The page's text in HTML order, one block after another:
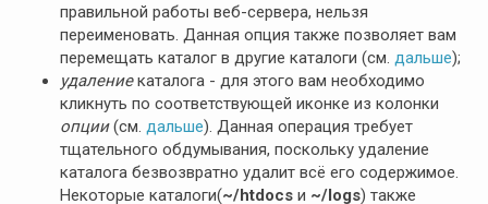
правильной работы веб-сервера, нельзя
переименовать. Данная опция также позволяет вам
перемещать каталог в другие каталоги (см. дальше);
удалениекаталога - для этого вам необходимо
кликнуть по соответствующей иконке из колонки
опции(см. дальше). Данная операция требует
тщательного обдумывания, поскольку удаление
каталога безвозвратно удалит всё его содержимое.
Некоторые каталоги(~/htdocs и ~/logs) также